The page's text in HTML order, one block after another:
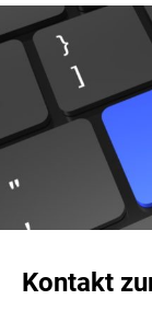
Kontakt